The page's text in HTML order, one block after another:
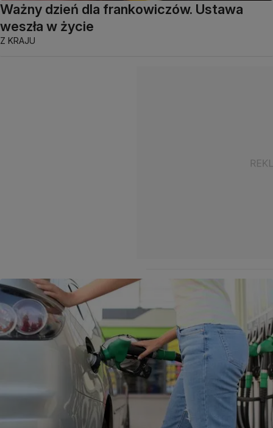
Ważny dzień dla frankowiczów. Ustawa
weszła w życie
Z KRAJU